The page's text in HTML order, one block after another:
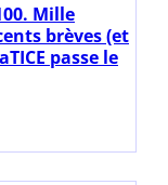
Mille
brèves (et
passe le